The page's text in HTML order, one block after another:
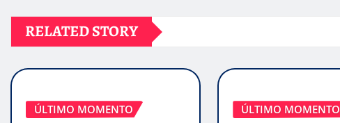
RELATED STORY
ÚLTIMO MOMENTO ÚLTIMO MOMENTO